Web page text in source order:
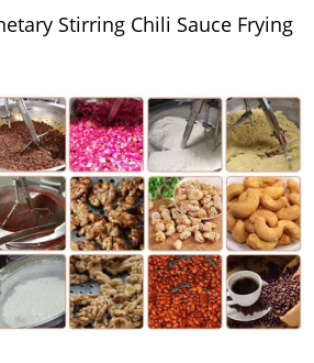
Stirring Chili Sauce Frying